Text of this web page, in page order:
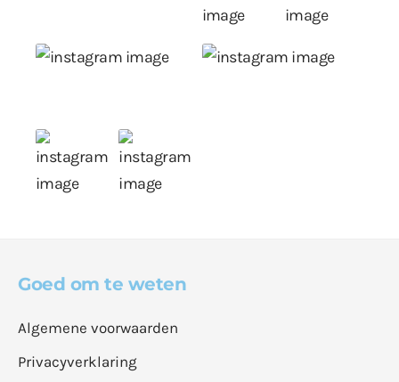
Goed om te weten
Algemene voorwaarden
Privacyverklaring